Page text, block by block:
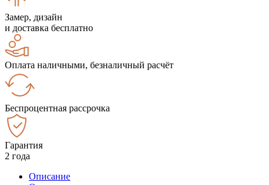
Замер, дизайн
и доставка бесплатно
Оплата наличными, безналичный расчёт
Беспроцентная рассрочка
Гарантия
2 года
Описание